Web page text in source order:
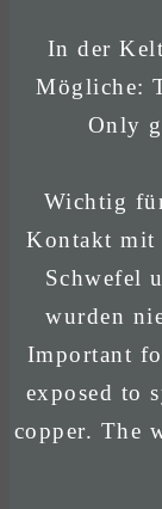
In der
Mögliche:
Only
Wichtig
Kontakt mit
Schwefel
wurden
Important
exposed to
copper. The